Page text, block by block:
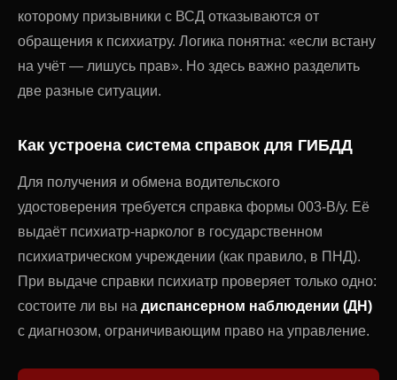
которому призывники с ВСД отказываются от
обращения к психиатру. Логика понятна: «если встану
на учёт — лишусь прав». Но здесь важно разделить
две разные ситуации.
Как устроена система справок для ГИБДД
Для получения и обмена водительского
удостоверения требуется справка формы 003-В/у. Её
выдаёт психиатр-нарколог в государственном
психиатрическом учреждении (как правило, в ПНД).
При выдаче справки психиатр проверяет только одно:
состоите ли вы на диспансерном наблюдении (ДН)
с диагнозом, ограничивающим право на управление.